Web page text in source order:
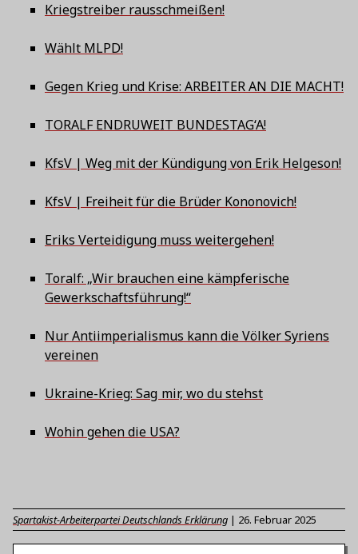
Kriegstreiber rausschmeißen!
Wählt MLPD!
Gegen Krieg und Krise: ARBEITER AN DIE MACHT!
TORALF ENDRUWEIT BUNDESTAG‘A!
KfsV | Weg mit der Kündigung von Erik Helgeson!
KfsV | Freiheit für die Brüder Kononovich!
Eriks Verteidigung muss weitergehen!
Toralf: „Wir brauchen eine kämpferische
Gewerkschaftsführung!“
Nur Antiimperialismus kann die Völker Syriens
vereinen
Ukraine-Krieg: Sag mir, wo du stehst
Wohin gehen die USA?
Spartakist-Arbeiterpartei Deutschlands Erklärung | 26. Februar 2025